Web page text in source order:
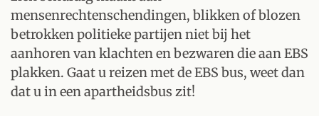
mensenrechtenschendingen, blikken of blozen
betrokken politieke partijen niet bij het
aanhoren van klachten en bezwaren die aan EBS
plakken. Gaat u reizen met de EBS bus, weet dan
dat u in een apartheidsbus zit!